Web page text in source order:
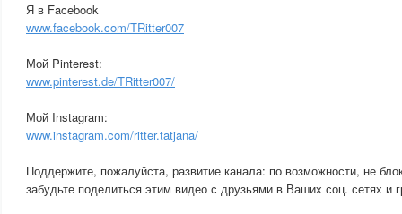
Я в Facebook
www.facebook.com/TRitter007
Мой Pinterest:
www.pinterest.de/TRitter007/
Мой Instagram:
www.instagram.com/ritter.tatjana/
Поддержите, пожалуйста, развитие канала: по возможности, не
забудьте поделиться этим видео с друзьями в Ваших соц. сетях и